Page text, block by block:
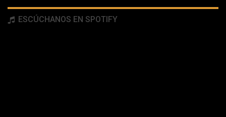
ESCÚCHANOS EN SPOTIFY